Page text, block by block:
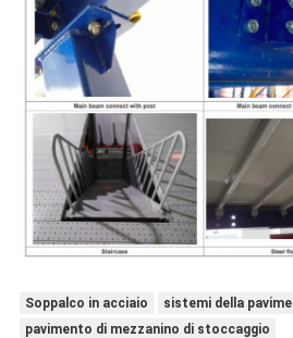
Soppalco in acciaio
sistemi della
pavimento di mezzanino di stoccaggio